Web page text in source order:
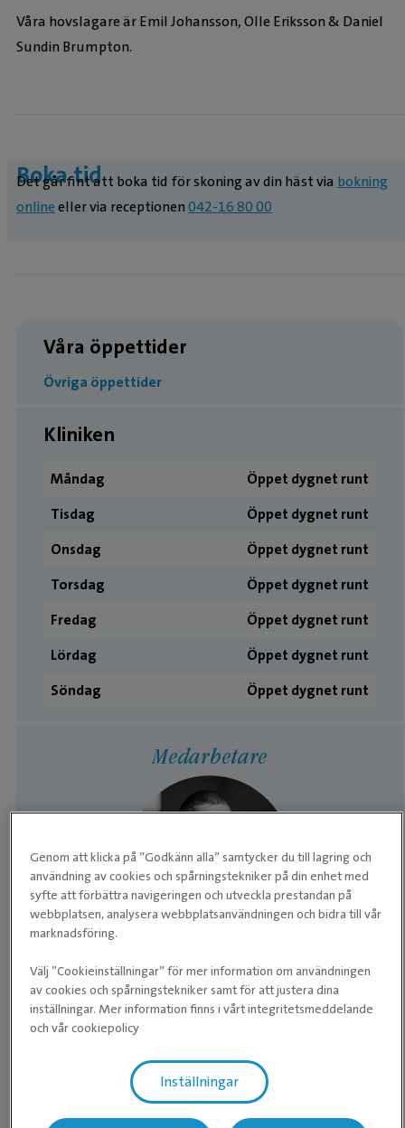
Våra hovslagare är Emil Johansson, Olle Eriksson & Daniel
Sundin Brumpton.
Boka tid
Det går fint att boka tid för skoning av din häst via bokning
onlineeller via receptionen042-16 80 00
Våra öppettider
Övriga öppettider
Kliniken
Måndag
Öppet dygnet runt
Tisdag
Öppet dygnet runt
Onsdag
Öppet dygnet runt
Torsdag
Öppet dygnet runt
Fredag
Öppet dygnet runt
Lördag
Öppet dygnet runt
Söndag
Öppet dygnet runt
Medarbetare
CHEFSVETERINÄR KIRURGI
Mads Kristoffersen
Leg. Veterinär, Specialistkompetens i
hästens sjukdomar, Cert. (Orth), Dipl.
ECVS
Mads tog veterinärexamen vid Köpenhamns
Universitet 2002 och utförde efter avslutade
Genom att klicka på ”Godkänn alla” samtycker du till lagring och
användning av cookies och spårningstekniker på din enhet med
syfte att förbättra navigeringen och utveckla prestandan på
webbplatsen, analysera webbplatsanvändningen och bidra till vår
marknadsföring.
Välj ”Cookieinställningar” för mer information om användningen
av cookies och spårningstekniker samt för att justera dina
inställningar. Mer information finns i vårt integritetsmeddelande
och vår cookiepolicy
Inställningar